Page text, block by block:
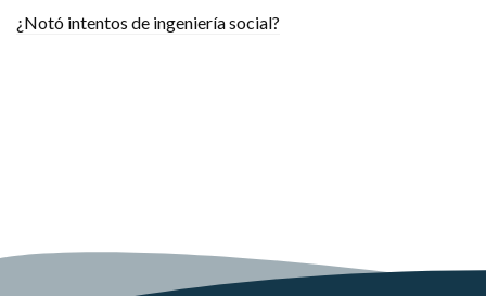
¿Notó intentos de ingeniería social?